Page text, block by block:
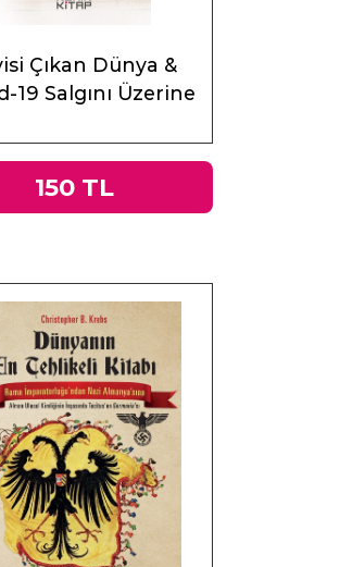
Çıkan Dünya &
19 Salgını Üzerine
150 TL